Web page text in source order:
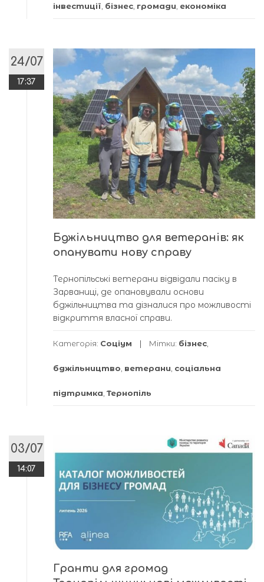
інвестиції бізнес громади економіка
24/07
17:37
Бджільництво для ветеранів: як
опанувати нову справу
Тернопільські ветерани відвідали пасіку в
Зарваниці, де опановували основи
бджільництва та дізналися про можливості
відкриття власної справи.
Категорія: Соціум Мітки: бізнес
бджільництво ветерани соціальна
підтримка Тернопіль
03/07
14:07
Гранти для громад